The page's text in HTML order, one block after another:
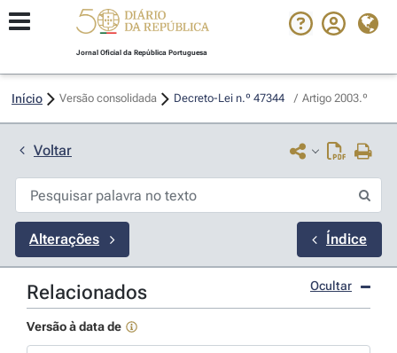
Jornal Oficial da República Portuguesa
Início Versão consolidada Decreto-Lei n.º 47344 / Artigo 2003.º
Voltar
Alterações Índice
Relacionados Ocultar
Versão à data de